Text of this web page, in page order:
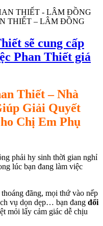
THIẾT – LÂM ĐỒNG
sẽ cung cấp
Phan Thiết giá
Thiết –Nhà
Giải Quyết
Chị Em Phụ
phải hy sinh thời gian nghỉ
lúc bạn đang làm việc
đãng, mọi thứ vào nếp
vụ dọn dẹp… bạn đang đổi
mỏi lấy cảm giác dễ chịu